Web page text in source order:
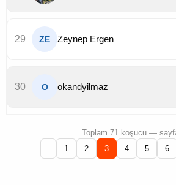
29 ZE Zeynep Ergen
30 O okandyilmaz
Toplam 71 koşucu —
1
2 3 4 5 6